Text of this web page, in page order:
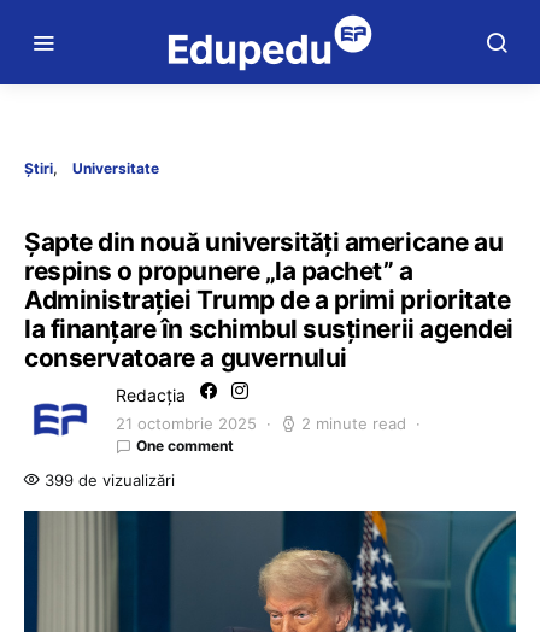
Știri Universitate
Șapte din nouă universități americane au
respins o propunere „la pachet” a
Administrației Trump de a primi prioritate
la finanțare în schimbul susținerii agendei
conservatoare a guvernului
Redacția
21 octombrie 2025 2 minute read
One comment
399 de vizualizări